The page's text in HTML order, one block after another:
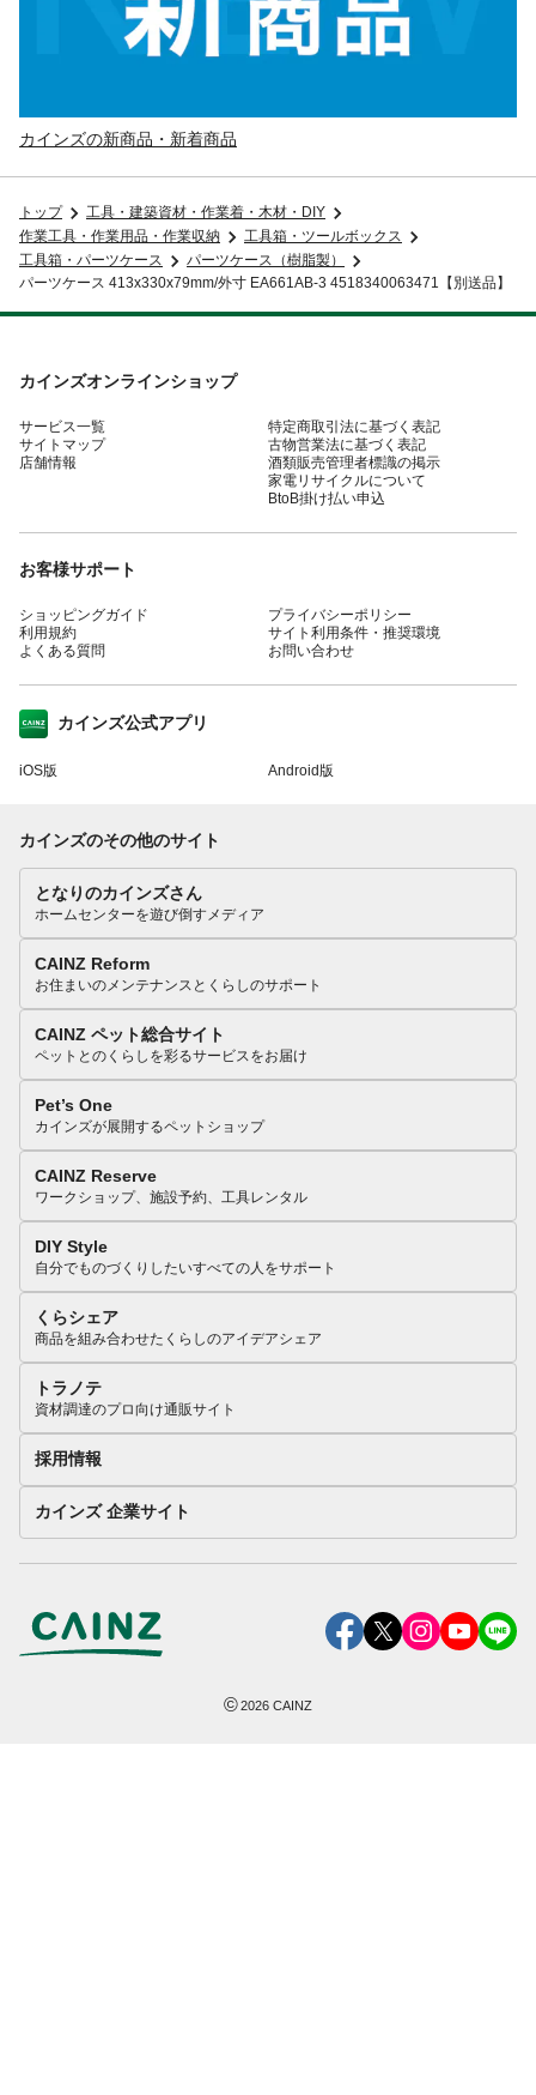
カインズの新商品・新着商品
トップ
工具・建築資材・作業着・木材・DIY
作業工具・作業用品・作業収納
工具箱・ツールボックス
工具箱・パーツケース
パーツケース（樹脂製）
パーツケース 413x330x79mm/外寸 EA661AB-3 4518340063471【別送品】
カインズオンラインショップ
サービス一覧
サイトマップ
店舗情報
特定商取引法に基づく表記
古物営業法に基づく表記
酒類販売管理者標識の掲示
家電リサイクルについて
BtoB掛け払い申込
お客様サポート
ショッピングガイド
利用規約
よくある質問
プライバシーポリシー
サイト利用条件・推奨環境
お問い合わせ
カインズ公式アプリ
iOS版 Android版
カインズのその他のサイト
となりのカインズさん
ホームセンターを遊び倒すメディア
CAINZ Reform
お住まいのメンテナンスとくらしのサポート
CAINZ ペット総合サイト
ペットとのくらしを彩るサービスをお届け
Pet’s One
カインズが展開するペットショップ
CAINZ Reserve
ワークショップ、施設予約、工具レンタル
DIY Style
自分でものづくりしたいすべての人をサポート
くらシェア
商品を組み合わせたくらしのアイデアシェア
トラノテ
資材調達のプロ向け通販サイト
採用情報
カインズ 企業サイト
©2026 CAINZ